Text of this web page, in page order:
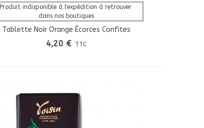
Afficher Plus
Produit indisponible à l'expédition à retrouver
dans nos boutiques
Tablette Noir Orange Écorces Confites
4,20 € TTC